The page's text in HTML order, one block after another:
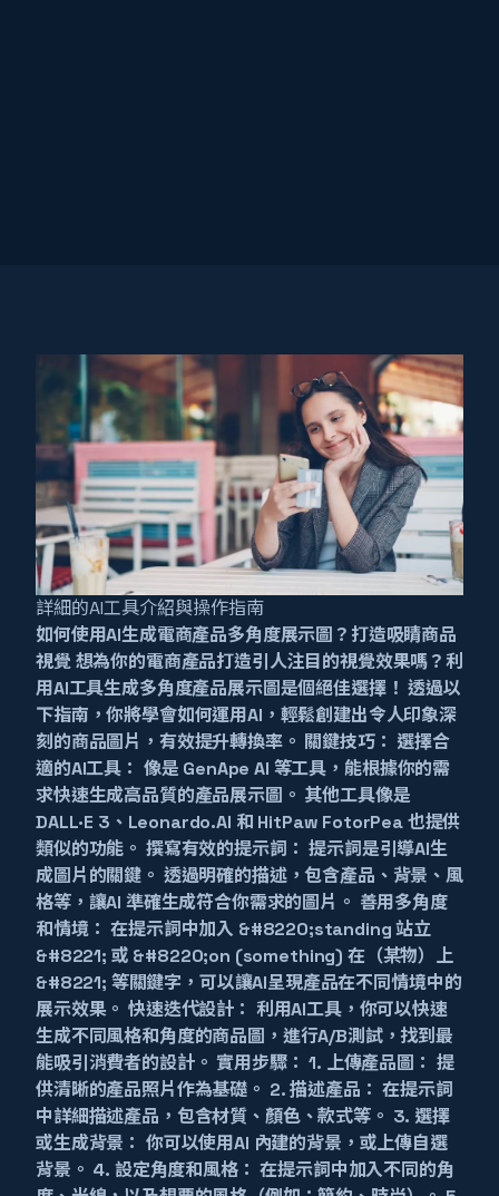
詳細的AI工具介紹與操作指南
如何使用AI生成電商產品多角度展示圖？打造吸睛商品
視覺 想為你的電商產品打造引人注目的視覺效果嗎？利
用AI工具生成多角度產品展示圖是個絕佳選擇！ 透過以
下指南，你將學會如何運用AI，輕鬆創建出令人印象深
刻的商品圖片，有效提升轉換率。 關鍵技巧： 選擇合
適的AI工具： 像是 GenApe AI 等工具，能根據你的需
求快速生成高品質的產品展示圖。 其他工具像是
DALL·E 3、Leonardo.AI 和 HitPaw FotorPea 也提供
類似的功能。 撰寫有效的提示詞： 提示詞是引導AI生
成圖片的關鍵。 透過明確的描述，包含產品、背景、風
格等，讓AI 準確生成符合你需求的圖片。 善用多角度
和情境： 在提示詞中加入 &#8220;standing 站立
&#8221; 或 &#8220;on (something) 在（某物）上
&#8221; 等關鍵字，可以讓AI呈現產品在不同情境中的
展示效果。 快速迭代設計： 利用AI工具，你可以快速
生成不同風格和角度的商品圖，進行A/B測試，找到最
能吸引消費者的設計。 實用步驟： 1. 上傳產品圖： 提
供清晰的產品照片作為基礎。 2. 描述產品： 在提示詞
中詳細描述產品，包含材質、顏色、款式等。 3. 選擇
或生成背景： 你可以使用AI 內建的背景，或上傳自選
背景。 4. 設定角度和風格： 在提示詞中加入不同的角